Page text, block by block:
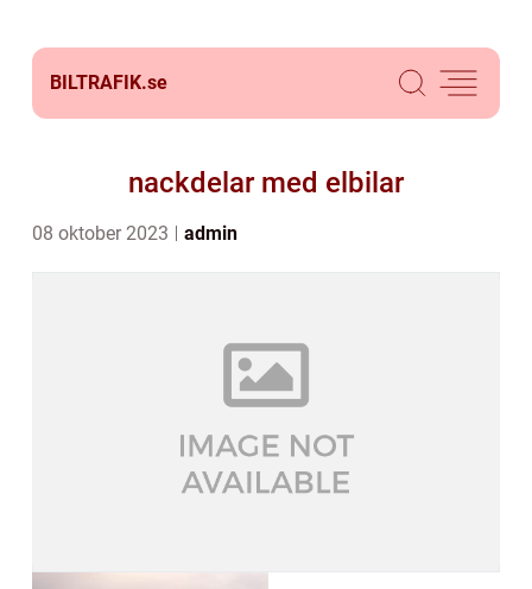
BILTRAFIK.se
nackdelar med elbilar
08 oktober 2023 admin